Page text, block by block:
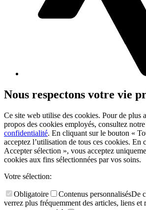
Nous respectons votre vie
Ce site web utilise des cookies. Pour de plus
propos des cookies employés, consultez notre
confidentialité. En cliquant sur le bouton «
acceptez l’utilisation de tous ces cookies. En
Accepter sélection », vous acceptez
cookies aux fins sélectionnées par vos soins.
Votre sélection:
Obligatoire Contenus personnalisésDe
verrez plus fréquemment des articles, liens et